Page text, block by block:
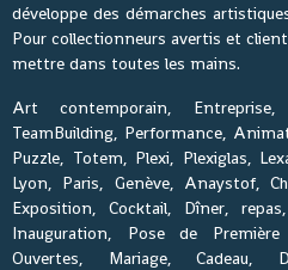
développe des démarches
Pour collectionneurs avertis et
mettre dans toutes les mains.
Art contemporain,
TeamBuilding, Performance,
Puzzle, Totem, Plexi, Plexiglas,
Lyon, Paris, Genève, Anaystof,
Exposition, Cocktail, Dîner,
Inauguration, Pose de
Ouvertes, Mariage, Cadeau,